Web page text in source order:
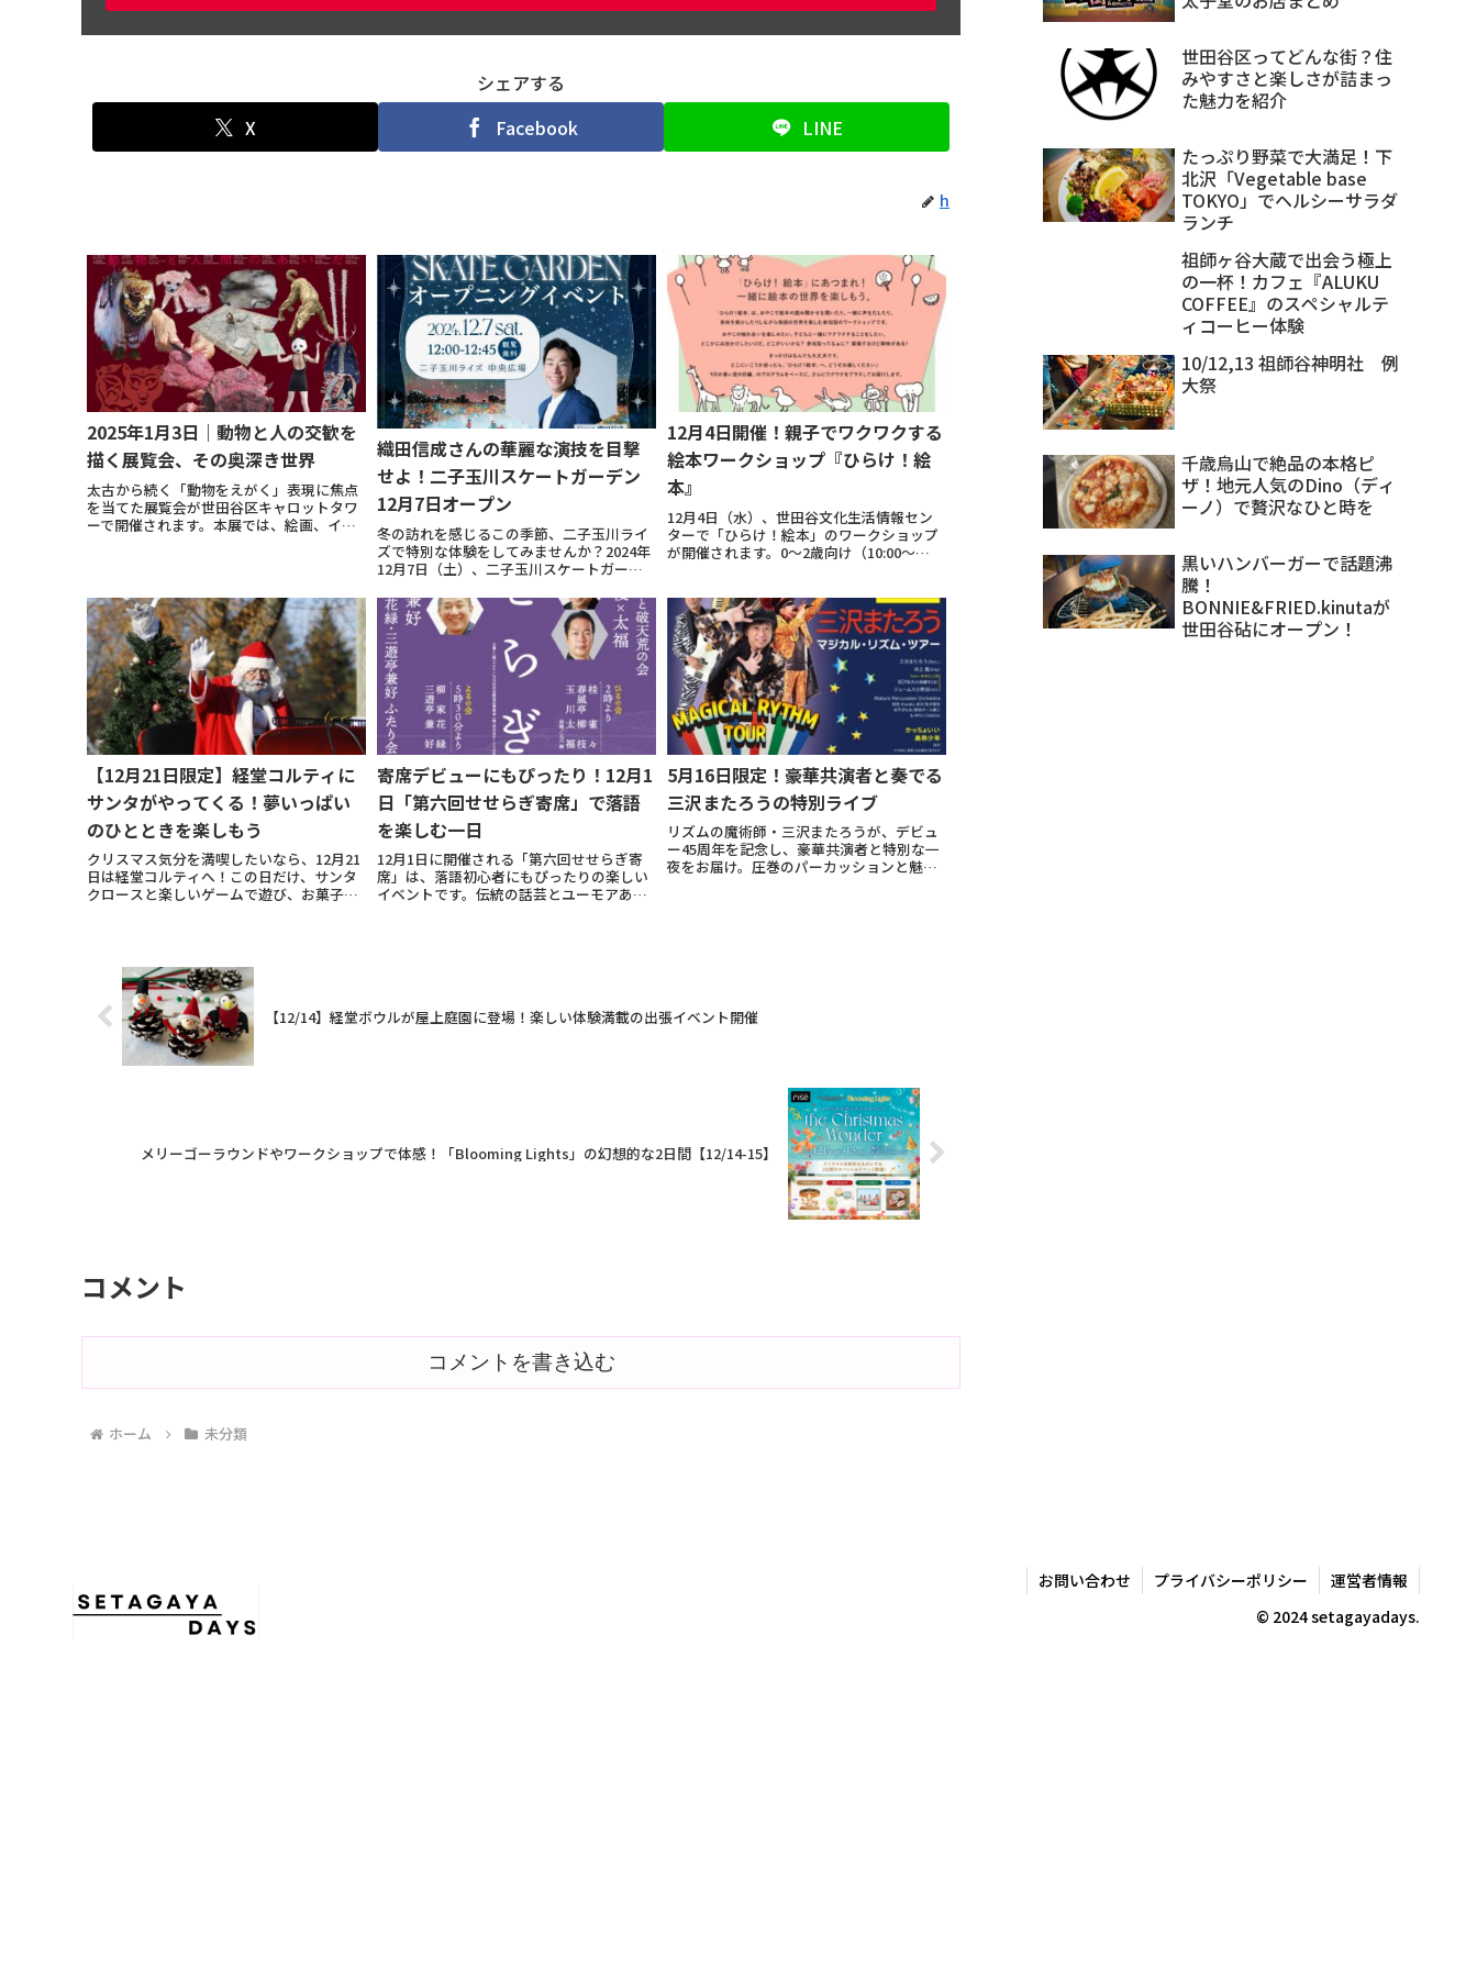
シェアする
X
Facebook LINE
h
2025年1月3日｜動物と人の交歓を
描く展覧会、その奥深き世界
太古から続く「動物をえがく」表現に焦点
を当てた展覧会が世田谷区キャロットタワ
ーで開催されます。本展では、絵画、イン
刊行予定です...
織田信成さんの華麗な演技を目撃
せよ！二子玉川スケートガーデン
12月7日オープン
冬の訪れを感じるこの季節、二子玉川ライ
ズで特別な体験をしてみませんか？2024年
12月7日（土）、二子玉川スケートガーデ
プロスケーターとして世界中で活躍した織
田信成さんが登場し、スペシャルパフォー
マンス...
12月4日開催！親子でワクワクする
絵本ワークショップ『ひらけ！絵
本』
12月4日（水）、世田谷文化生活情報セン
ターで「ひらけ！絵本」のワークショップ
が開催されます。0～2歳向け（10:00～
ながら、読み聞かせや声を出...
【12月21日限定】経堂コルティに
サンタがやってくる！夢いっぱい
のひとときを楽しもう
クリスマス気分を満喫したいなら、12月21
日は経堂コルティへ！この日だけ、サンタ
クロースと楽しいゲームで遊び、お菓子を
150名様...
寄席デビューにもぴったり！12月1
日「第六回せせらぎ寄席」で落語
を楽しむ一日
12月1日に開催される「第六回せせらぎ寄
席」は、落語初心者にもぴったりの楽しい
イベントです。伝統の話芸とユーモアあふ
5月16日限定！豪華共演者と奏でる
三沢またろうの特別ライブ
リズムの魔術師・三沢またろうが、デビュ
ー45周年を記念し、豪華共演者と特別な一
夜をお届け。圧巻のパーカッションと魅力
【12/14】経堂ボウルが屋上庭園に登場！楽しい体験満載の出張イベント開催
メリーゴーラウンドやワークショップで体感！「Blooming Lights」の幻想的な2日間【12/14-15】
コメント
コメントを書き込む
ホーム 未分類
世田谷区ってどんな街？住
みやすさと楽しさが詰まっ
た魅力を紹介
たっぷり野菜で大満足！下
北沢「Vegetable base
TOKYO」でヘルシーサラダ
ランチ
祖師ヶ谷大蔵で出会う極上
の一杯！カフェ『ALUKU
COFFEE』のスペシャルテ
ィコーヒー体験
10/12,13 祖師谷神明社 例
大祭
千歳烏山で絶品の本格ピ
ザ！地元人気のDino（ディ
ーノ）で贅沢なひと時を
黒いハンバーガーで話題沸
騰！
BONNIE&FRIED.kinutaが
世田谷砧にオープン！
お問い合わせ プライバシーポリシー
運営者情報
© 2024 setagayadays.